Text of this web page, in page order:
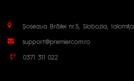
Șoseaua Brăilei nr.5, Slobozia, Ialomița
support@premiercom.ro
0371 311 022